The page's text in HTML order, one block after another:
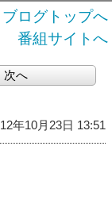
ブログトップへ
番組サイトへ
次へ
年10月23日 13:51